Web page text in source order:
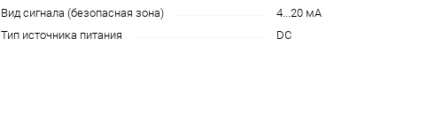
Вид сигнала (безопасная зона)
4...20 мА
Тип источника питания
DC